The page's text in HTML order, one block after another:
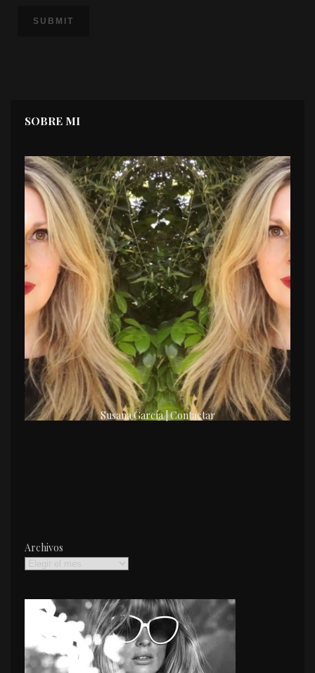
SOBRE MI
Susana García | Contactar
Archivos